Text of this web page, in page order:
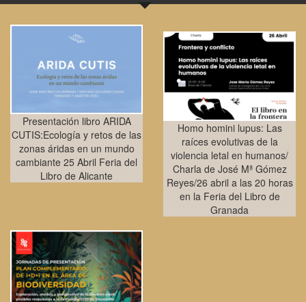
Presentación libro ARIDA
CUTIS:Ecología y retos de las
zonas áridas en un mundo
cambiante 25 Abril Feria del
Libro de Alicante
Homo homini lupus: Las
raíces evolutivas de la
violencia letal en humanos/
Charla de José Mª Gómez
Reyes/26 abril a las 20 horas
en la Feria del Libro de
Granada